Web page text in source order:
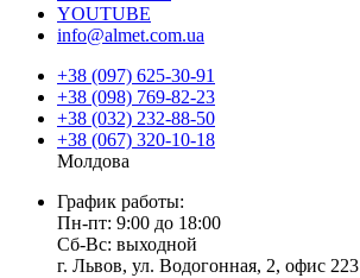
YOUTUBE
info@almet.com.ua
+38 (097) 625-30-91
+38 (098) 769-82-23
+38 (032) 232-88-50
+38 (067) 320-10-18
Молдова
График работы:
Пн-пт: 9:00 до 18:00
Сб-Вс: выходной
г. Львов, ул. Водогонная, 2, офис 223